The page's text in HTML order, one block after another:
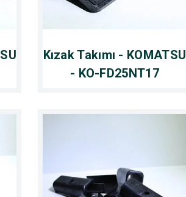
Kızak Takımı - KOMATSU
- KO-FD25NT17